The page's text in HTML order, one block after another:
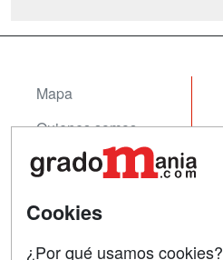
Mapa
Quienes somos
Tarifas publicidad
Cookies
¿Por qué usamos cookies?